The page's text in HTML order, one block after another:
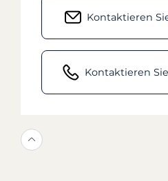
Kontaktieren
Kontaktieren